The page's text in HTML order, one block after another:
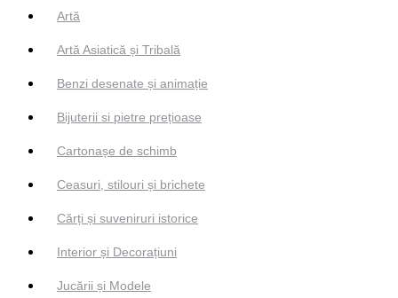
Artă
Artă Asiatică și Tribală
Benzi desenate și animație
Bijuterii si pietre prețioase
Cartonașe de schimb
Ceasuri, stilouri și brichete
Cărți și suveniruri istorice
Interior și Decorațiuni
Jucării și Modele